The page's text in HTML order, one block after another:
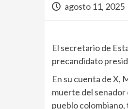
agosto 11, 2025
El secretario de
precandidato
En su cuenta de X,
muerte del senador
pueblo colombiano,